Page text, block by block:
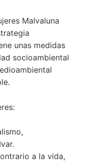
Malvaluna
unas medidas
socioambiental
a la vida,